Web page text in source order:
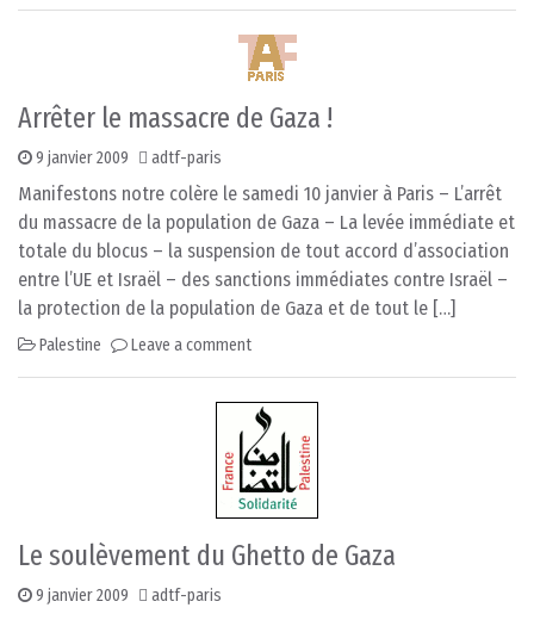
Arrêter le massacre de Gaza !
9 janvier 2009 adtf-paris
Manifestons notre colère le samedi 10 janvier à Paris – L’arrêt
du massacre de la population de Gaza – La levée immédiate et
totale du blocus – la suspension de tout accord d’association
entre l’UE et Israël – des sanctions immédiates contre Israël –
la protection de la population de Gaza et de tout le […]
Palestine Leave a comment
Le soulèvement du Ghetto de Gaza
9 janvier 2009 adtf-paris